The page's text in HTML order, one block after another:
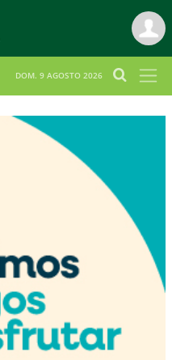
DOM. 9 AGOSTO 2026